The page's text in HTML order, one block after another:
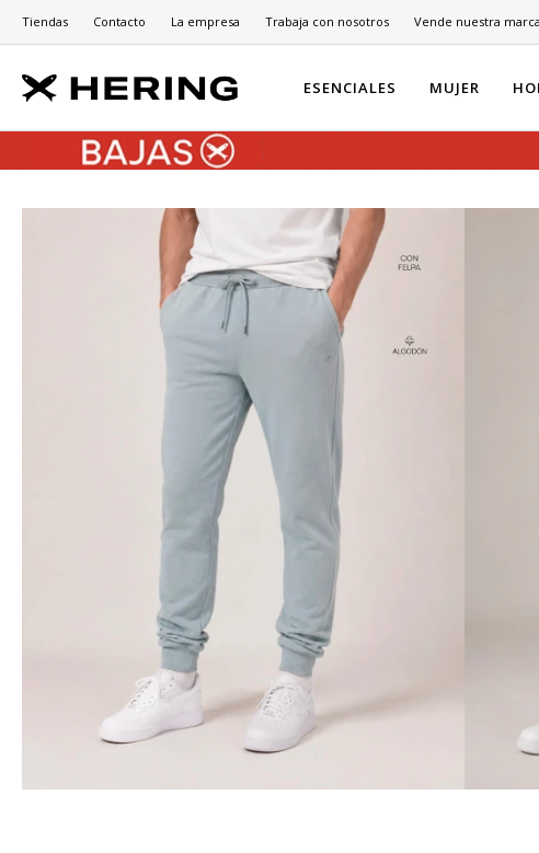
ESENCIALES MUJER
Tiendas Contacto La empresa Trabaja con nosotros Vende nuestra marca